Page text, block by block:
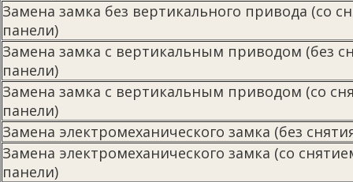
Замена замка без вертикального привода (со
панели)
Замена замка с вертикальным приводом (без
панели)
Замена замка с вертикальным приводом (со
панели)
Замена электромеханического замка (без
Замена электромеханического замка (со
панели)